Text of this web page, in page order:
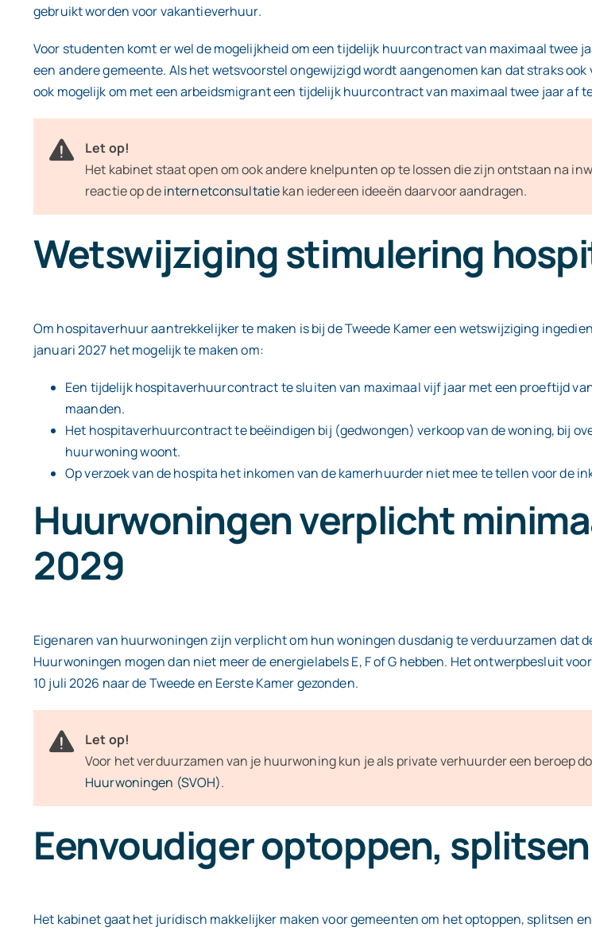
gebruikt worden voor vakantieverhuur.
Voor studenten komt er wel de mogelijkheid om een tijdelijk huurcontract van maximaal twee
een andere gemeente. Als het wetsvoorstel ongewijzigd wordt aangenomen kan dat straks
ook mogelijk om met een arbeidsmigrant een tijdelijk huurcontract van maximaal twee jaar af
Let op!
Het kabinet staat open om ook andere knelpunten op te lossen die zijn ontstaan na
reactie op deinternetconsultatiekan iedereen ideeën daarvoor aandragen.
Wetswijziging stimulering
Om hospitaverhuur aantrekkelijker te maken is bij de Tweede Kamer een wetswijziging
januari 2027 het mogelijk te maken om:
Een tijdelijk hospitaverhuurcontract te sluiten van maximaal vijf jaar met een proeftijd
maanden.
Het hospitaverhuurcontract te beëindigen bij (gedwongen) verkoop van de woning, bij
huurwoning woont.
Op verzoek van de hospita het inkomen van de kamerhuurder niet mee te tellen voor de
Huurwoningen verplicht
2029
Eigenaren van huurwoningen zijn verplicht om hun woningen dusdanig te verduurzamen dat
Huurwoningen mogen dan niet meer de energielabels E, F of G hebben. Het ontwerpbesluit
10 juli 2026 naar de Tweede en Eerste Kamer gezonden.
Let op!
Voor het verduurzamen van je huurwoning kun je als private verhuurder een beroep
Huurwoningen (SVOH).
Eenvoudiger optoppen,
Het kabinet gaat het juridisch makkelijker maken voor gemeenten om het optoppen, splitsen